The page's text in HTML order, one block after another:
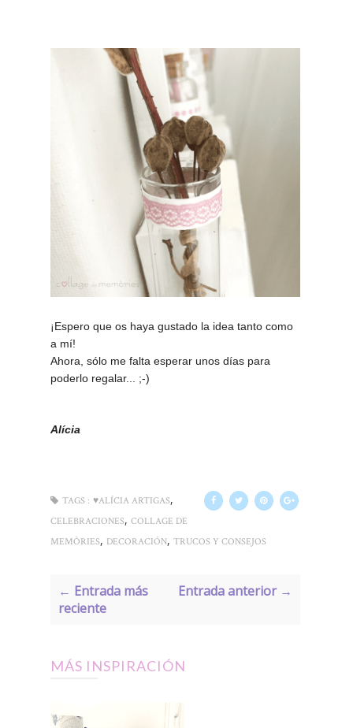
¡Espero que os haya gustado la idea tanto como
a mí!
Ahora, sólo me falta esperar unos días para
poderlo regalar... ;-)
Alícia
TAGS : ♥ALÍCIA ARTIGAS,
CELEBRACIONES, COLLAGE DE
MEMÒRIES, DECORACIÓN, TRUCOS Y CONSEJOS
← Entrada más
reciente
Entrada anterior →
MÁS INSPIRACIÓN